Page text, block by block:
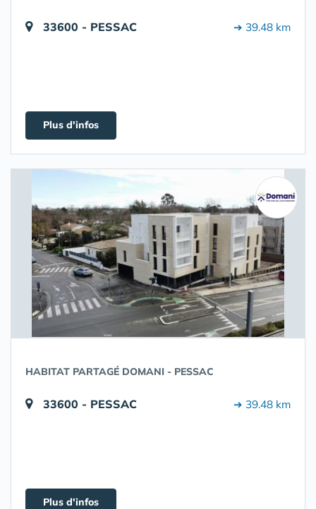
33600 - PESSAC ➔ 39.48 km
Plus d'infos
HABITAT PARTAGÉ DOMANI - PESSAC
33600 - PESSAC ➔ 39.48 km
Plus d'infos